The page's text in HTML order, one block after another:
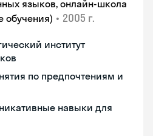
языков, онлайн-школа
обучения) • 2005 г.
институт
по предпочтениям и
навыки для